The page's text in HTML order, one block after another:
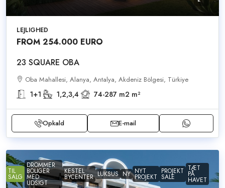
LEJLIGHED
FROM 254.000 EURO
23 SQUARE OBA
Oba Mahallesi, Alanya, Antalya, Akdeniz Bölgesi, Türkiye
1+1 1,2,3,4 74-287 m2 m²
Opkald E-mail
TIL
SALG
DROMMER
BOLIGER
MED
UDSIGT
KESTEL
BYCENTER LUKSUS NY NYT
PROJEKT
PROJEKT
SALE
TÆT
PÅ
HAVET